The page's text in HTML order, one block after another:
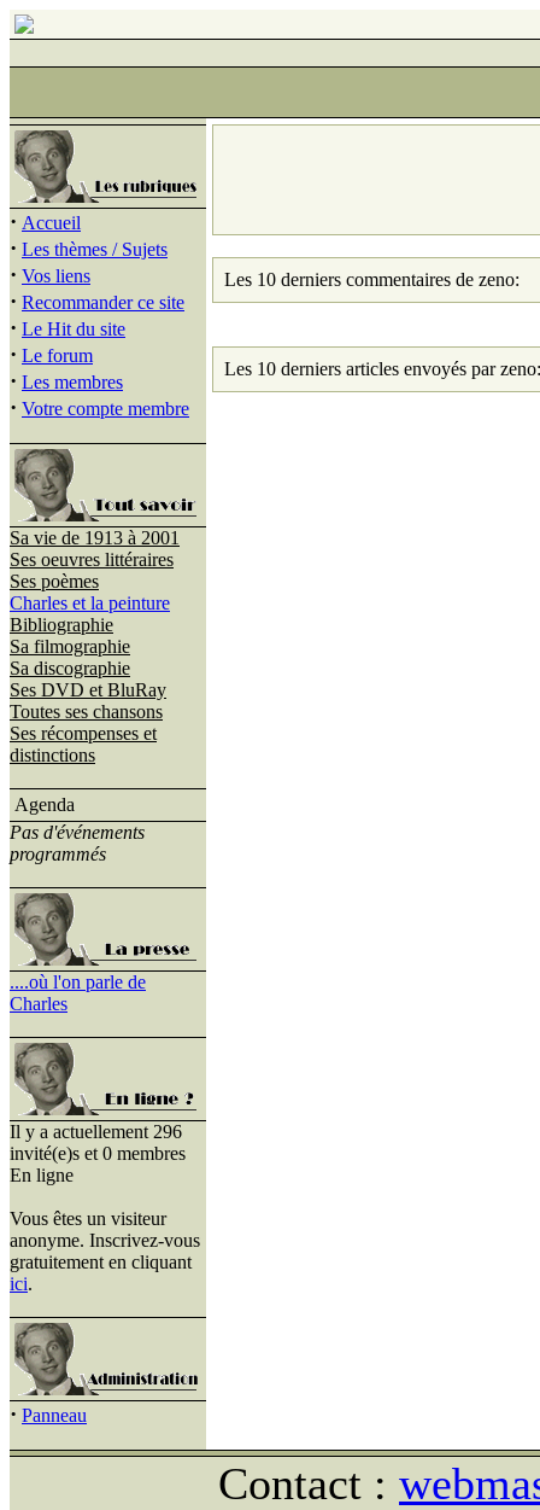
· Accueil
· Les thèmes / Sujets
· Vos liens
· Recommander ce site
· Le Hit du site
· Le forum
· Les membres
· Votre compte membre
Sa vie de 1913 à 2001
Ses oeuvres littéraires
Ses poèmes
Charles et la peinture
Bibliographie
Sa filmographie
Sa discographie
Ses DVD et BluRay
Toutes ses chansons
Ses récompenses et
distinctions
Agenda
Pas d'événements
programmés
....où l'on parle de
Charles
Il y a actuellement 296
invité(e)s et 0 membres
En ligne
Vous êtes un visiteur
anonyme. Inscrivez-vous
gratuitement en cliquant
ici.
· Panneau
Les 10 derniers commentaires de zeno:
Les 10 derniers articles envoyés par zeno:
Contact :